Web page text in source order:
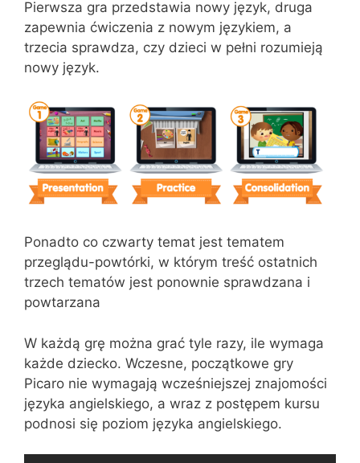
Pierwsza gra przedstawia nowy język, druga
zapewnia ćwiczenia z nowym językiem, a
trzecia sprawdza, czy dzieci w pełni rozumieją
nowy język.
Ponadto co czwarty temat jest tematem
przeglądu-powtórki, w którym treść ostatnich
trzech tematów jest ponownie sprawdzana i
powtarzana
W każdą grę można grać tyle razy, ile wymaga
każde dziecko. Wczesne, początkowe gry
Picaro nie wymagają wcześniejszej znajomości
języka angielskiego, a wraz z postępem kursu
podnosi się poziom języka angielskiego.